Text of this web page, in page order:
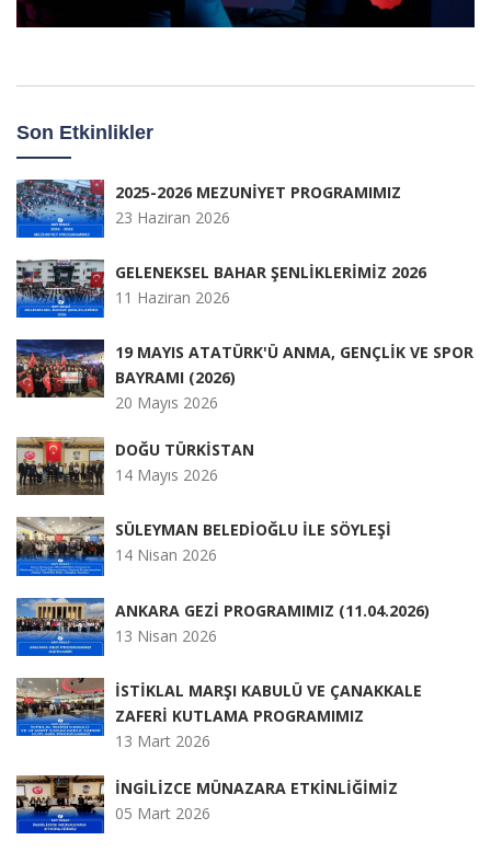
Son Etkinlikler
2025-2026 MEZUNİYET PROGRAMIMIZ
23 Haziran 2026
GELENEKSEL BAHAR ŞENLİKLERİMİZ 2026
11 Haziran 2026
19 MAYIS ATATÜRK'Ü ANMA, GENÇLİK VE SPOR
BAYRAMI (2026)
20 Mayıs 2026
DOĞU TÜRKİSTAN
14 Mayıs 2026
SÜLEYMAN BELEDİOĞLU İLE SÖYLEŞİ
14 Nisan 2026
ANKARA GEZİ PROGRAMIMIZ (11.04.2026)
13 Nisan 2026
İSTİKLAL MARŞI KABULÜ VE ÇANAKKALE
ZAFERİ KUTLAMA PROGRAMIMIZ
13 Mart 2026
İNGİLİZCE MÜNAZARA ETKİNLİĞİMİZ
05 Mart 2026